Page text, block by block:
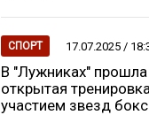
СПОРТ 17.07.2025 /
В "Лужниках" прошла
открытая
участием звезд